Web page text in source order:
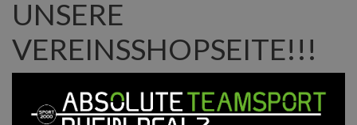
UNSERE
VEREINSSHOPSEITE!!!